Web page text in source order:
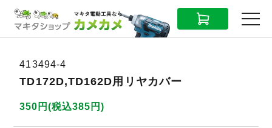
CART MENU
413494-4
TD172D,TD162D用リヤカバー
350円(税込385円)